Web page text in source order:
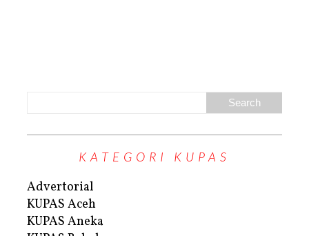
KATEGORI KUPAS
Advertorial
KUPAS Aceh
KUPAS Aneka